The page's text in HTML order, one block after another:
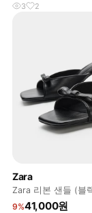
3 2
Zara
Zara 리본 샌들 (블
9%41,000원